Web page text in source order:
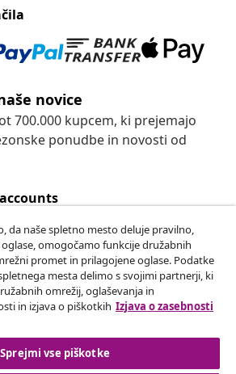
novice
700.000 kupcem, ki prejemajo
ponudbe in novosti od
odstop od naročila.
od pogodbe
da naše spletno mesto deluje pravilno,
omogočamo funkcije družabnih
promet in prilagojene oglase. Podatke
mesta delimo s svojimi partnerji, ki
omrežij, oglaševanja in
in izjava o piškotkih Izjava o zasebnosti
Sprejmi vse piškotke